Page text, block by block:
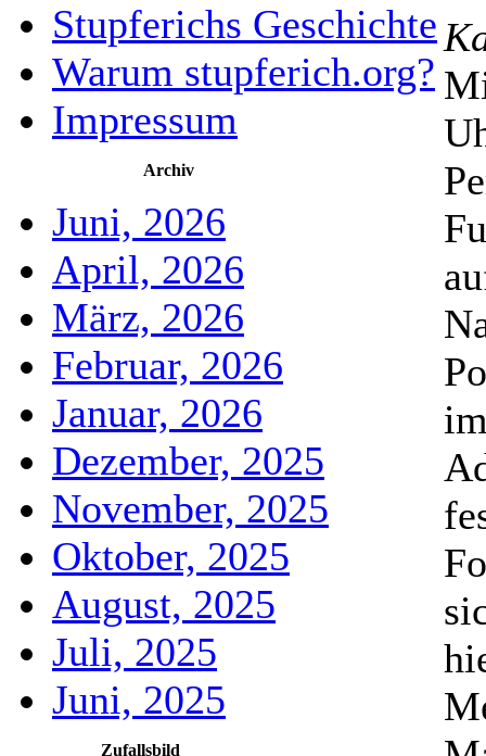
Stupferichs Geschichte
Warum stupferich.org?
Impressum
Archiv
Juni, 2026
April, 2026
März, 2026
Februar, 2026
Januar, 2026
Dezember, 2025
November, 2025
Oktober, 2025
August, 2025
Juli, 2025
Juni, 2025
Zufallsbild